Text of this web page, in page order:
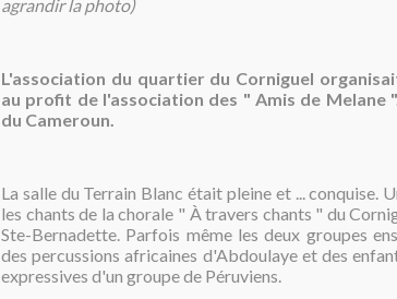
agrandir la photo)
L'association du quartier du Corniguel
au profit de l'association des " Amis de Melane
du Cameroun.
La salle du Terrain Blanc était pleine et ... conquise.
les chants de la chorale " À travers chants " du
Ste-Bernadette. Parfois même les deux groupes
des percussions africaines d'Abdoulaye et des
expressives d'un groupe de Péruviens.